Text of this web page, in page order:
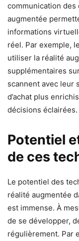
communication
augmentée
informations
réel. Par exemple,
utiliser la réalité
supplémentaires
scannent avec leur
d’achat plus
décisions éclairées.
Potentiel
de ces
Le potentiel des
réalité augmentée
est immense. À
de se développer,
régulièrement. Par